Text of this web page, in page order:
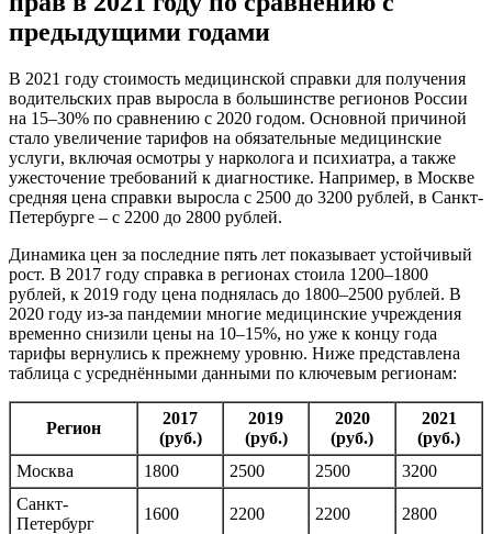
предыдущими годами
В 2021 году стоимость медицинской справки для получения
водительских прав выросла в большинстве регионов России
на 15–30% по сравнению с 2020 годом. Основной причиной
стало увеличение тарифов на обязательные медицинские
услуги, включая осмотры у нарколога и психиатра, а также
ужесточение требований к диагностике. Например, в Москве
средняя цена справки выросла с 2500 до 3200 рублей, в Санкт-
Петербурге – с 2200 до 2800 рублей.
Динамика цен за последние пять лет показывает устойчивый
рост. В 2017 году справка в регионах стоила 1200–1800
рублей, к 2019 году цена поднялась до 1800–2500 рублей. В
2020 году из-за пандемии многие медицинские учреждения
временно снизили цены на 10–15%, но уже к концу года
тарифы вернулись к прежнему уровню. Ниже представлена
таблица с усреднёнными данными по ключевым регионам:
Регион
2017
(руб.)
2019
(руб.)
2020
(руб.)
2021
(руб.)
Москва
1800 2500 2500
3200
Санкт-
Петербург
1600 2200 2200 2800